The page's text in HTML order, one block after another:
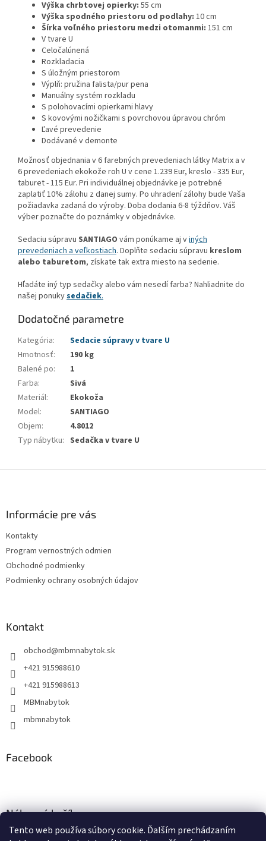
Tento web používa súbory cookie. Ďalším prechádzaním
Výška chrbtovej opierky: 55 cm
Výška spodného priestoru od podlahy: 10 cm
Šírka voľného priestoru medzi otomanmi: 151 cm
V tvare U
Celočalúnená
Rozkladacia
S úložným priestorom
Výplň: pružina falista/pur pena
Manuálny systém rozkladu
S polohovacími opierkami hlavy
S kovovými nožičkami s povrchovou úpravou chróm
Ľavé prevedenie
Dodávané v demonte
Možnosť objednania v 6 farebných prevedeniach látky Matrix a v
6 prevedeniach ekokože roh U v cene 1.239 Eur, kreslo - 335 Eur,
taburet - 115 Eur. Pri individuálnej objednávke je potrebné
zaplatiť 10% zálohu z danej sumy. Po uhradení zálohy bude Vaša
požiadavka zadaná do výroby. Doba dodania 6-8 týždňov. Váš
výber poznačte do poznámky v objednávke.
Sedaciu súpravu SANTIAGO vám ponúkame aj viných
prevedeniach a veľkostiach. Doplňte sedaciu súpravu kreslom
alebo taburetom, získate tak extra miesto na sedenie.
Hľadáte iný typ sedačky alebo vám nesedí farba? Nahliadnite do
našej ponukysedačiek.
Dodatočné parametre
Kategória:
Sedacie súpravy v tvare U
Hmotnosť:
190 kg
Balené po:
1
Farba:
Sivá
Materiál:
Ekokoža
Model:
SANTIAGO
Objem:
4.8012
Typ nábytku: Sedačka v tvare U
Informácie pre vás
Kontakty
Program vernostných odmien
Obchodné podmienky
Podmienky ochrany osobných údajov
Kontakt
obchod@mbmnabytok.sk
+421 915988610
+421 915988613
MBMnabytok
mbmnabytok
Facebook
Nákupný košík